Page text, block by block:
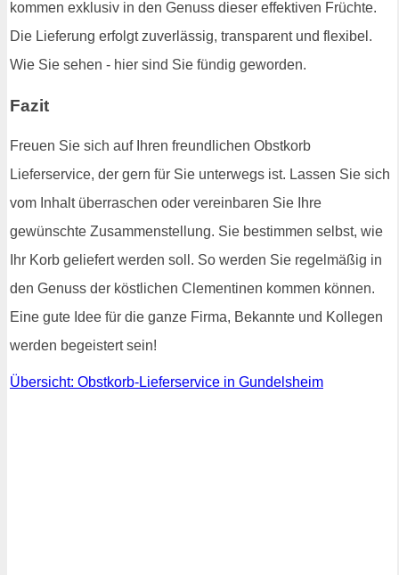
kommen exklusiv in den Genuss dieser effektiven Früchte.
Die Lieferung erfolgt zuverlässig, transparent und flexibel.
Wie Sie sehen - hier sind Sie fündig geworden.
Fazit
Freuen Sie sich auf Ihren freundlichen Obstkorb
Lieferservice, der gern für Sie unterwegs ist. Lassen Sie sich
vom Inhalt überraschen oder vereinbaren Sie Ihre
gewünschte Zusammenstellung. Sie bestimmen selbst, wie
Ihr Korb geliefert werden soll. So werden Sie regelmäßig in
den Genuss der köstlichen Clementinen kommen können.
Eine gute Idee für die ganze Firma, Bekannte und Kollegen
werden begeistert sein!
Übersicht: Obstkorb-Lieferservice in Gundelsheim